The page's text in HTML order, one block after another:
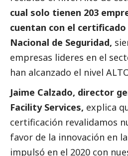
cual solo tienen 203
cuentan con el certificado
Nacional de Seguridad,
empresas lideres en el
han alcanzado el nivel
Jaime Calzado, director
Facility Services, explica
certificación revalidamos
favor de la innovación en
impulsó en el 2020 con